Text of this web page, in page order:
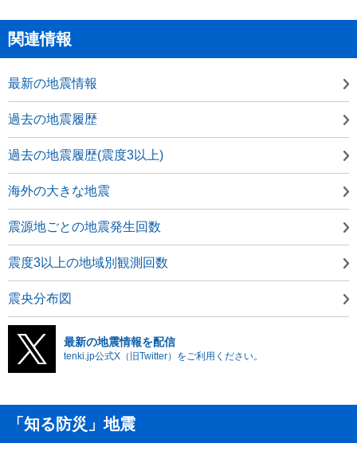
関連情報
最新の地震情報
過去の地震履歴
過去の地震履歴(震度3以上)
海外の大きな地震
震源地ごとの地震発生回数
震度3以上の地域別観測回数
震央分布図
最新の地震情報を配信
tenki.jp公式X（旧Twitter）をご利用ください。
「知る防災」地震